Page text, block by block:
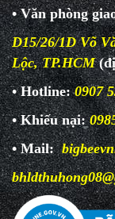
• Văn phòng
D15/26/1D Võ
Lộc, TP.HCM
• Hotline:0907
• Khiếu nại:
• Mail: